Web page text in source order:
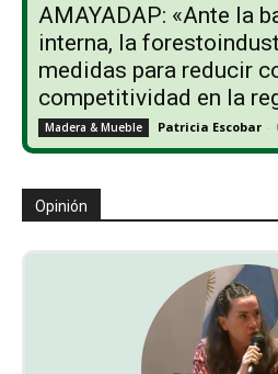
AMAYADAP: «Ante la
interna, la
medidas para reducir
competitividad en la
Madera & Mueble Patricia Escobar -
Opinión